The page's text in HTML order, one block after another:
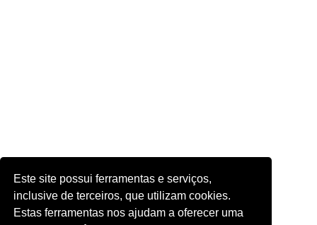
Este site possui ferramentas e serviços,
inclusive de terceiros, que utilizam cookies.
Estas ferramentas nos ajudam a oferecer uma